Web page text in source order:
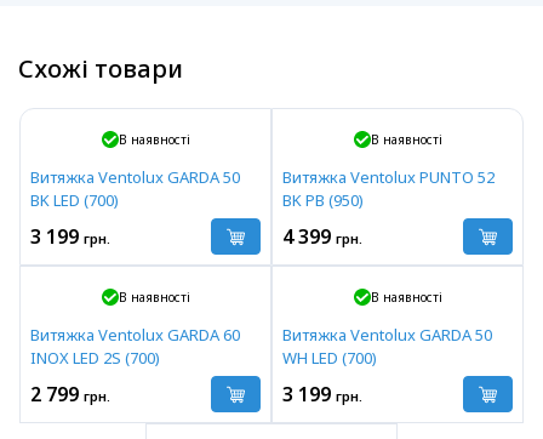
Схожі товари
В наявності
Витяжка Ventolux GARDA 50
BK LED (700)
3 199 грн.
В наявності
Витяжка Ventolux PUNTO 52
BK PB (950)
4 399 грн.
В наявності
Витяжка Ventolux GARDA 60
INOX LED 2S (700)
2 799 грн.
В наявності
Витяжка Ventolux GARDA 50
WH LED (700)
3 199 грн.